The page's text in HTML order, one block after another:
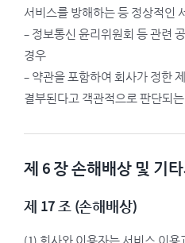
서비스를 방해하는 등 정상적인
– 정보통신 윤리위원회 등 관련
경우
– 약관을 포함하여 회사가 정한
결부된다고 객관적으로 판단되
제 6 장 손해배상 및 기
제 17 조 (손해배상)